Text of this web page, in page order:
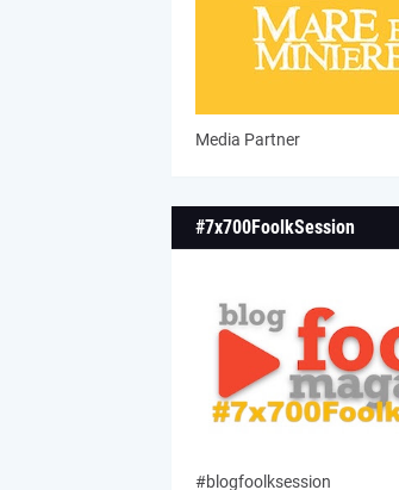
Media Partner
#7x700FoolkSession
#blogfoolksession